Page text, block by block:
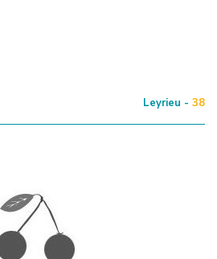
Leyrieu - 38